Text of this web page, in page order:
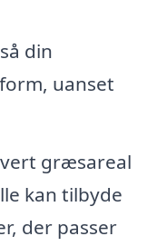
din
uanset
græsareal
kan tilbyde
der passer